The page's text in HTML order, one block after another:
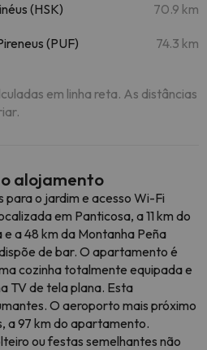
(HSK) 70.9 km
(PUF) 74.3 km
em linha reta. As distâncias
alojamento
para o jardim e acesso Wi-Fi
em Panticosa, a 11 km do
a 48 km da Montanha Peña
de bar. O apartamento é
cozinha totalmente equipada e
TV de tela plana. Esta
O aeroporto mais próximo
a 97 km do apartamento.
ou festas semelhantes não